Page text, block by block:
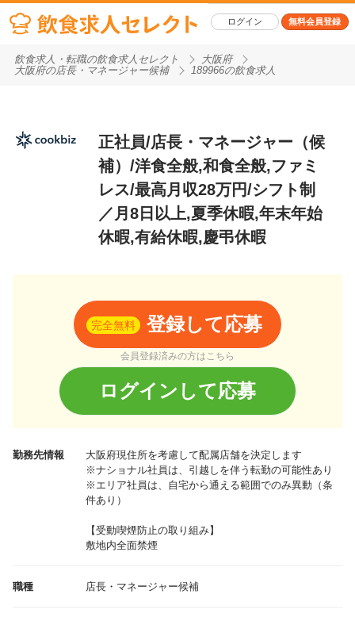
ログイン 無料会員登録
飲食求人・転職の飲食求人セレクト
大阪府
大阪府の店長・マネージャー候補
189966の飲食求人
正社員/店長・マネージャー（候
補）/洋食全般,和食全般,ファミ
レス/最高月収28万円/シフト制
／月8日以上,夏季休暇,年末年始
休暇,有給休暇,慶弔休暇
完全無料 登録して応募
会員登録済みの方はこちら
ログインして応募
勤務先情報 大阪府現住所を考慮して配属店舗を決定します
※ナショナル社員は、引越しを伴う転勤の可能性あり
※エリア社員は、自宅から通える範囲でのみ異動（条
件あり）
【受動喫煙防止の取り組み】
敷地内全面禁煙
職種 店長・マネージャー候補